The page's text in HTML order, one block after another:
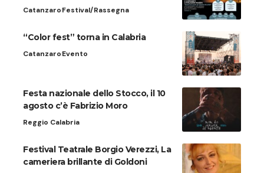
CatanzaroFestival/Rassegna
“Color fest” torna in Calabria
CatanzaroEvento
Festa nazionale dello Stocco, il 10
agosto c’è Fabrizio Moro
Reggio Calabria
Festival Teatrale Borgio Verezzi, La
cameriera brillante di Goldoni